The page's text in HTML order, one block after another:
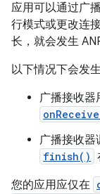
应用可以通过广
行模式或更改连
长，就会发生 ANR
以下情况下会发生
广播接收器
广播接收器
finish()
您的应用应仅在